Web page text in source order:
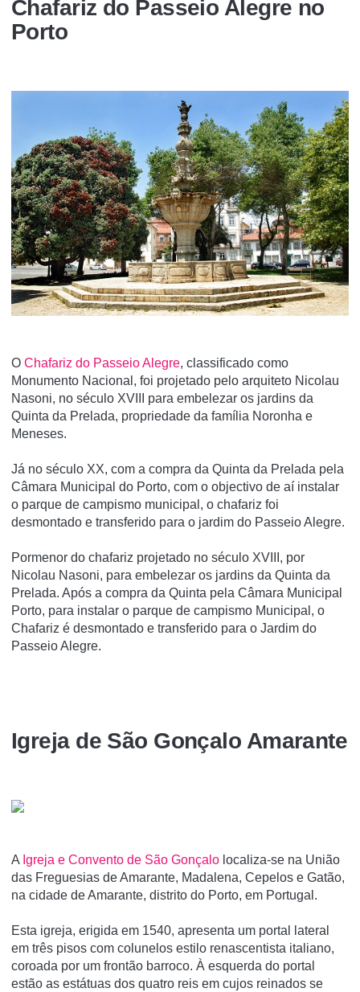
Chafariz do Passeio Alegre no
Porto
O Chafariz do Passeio Alegre, classificado como
Monumento Nacional, foi projetado pelo arquiteto Nicolau
Nasoni, no século XVIII para embelezar os jardins da
Quinta da Prelada, propriedade da famí­lia Noronha e
Meneses.
Já no século XX, com a compra da Quinta da Prelada pela
Câmara Municipal do Porto, com o objectivo de aí­ instalar
o parque de campismo municipal, o chafariz foi
desmontado e transferido para o jardim do Passeio Alegre.
Pormenor do chafariz projetado no século XVIII, por
Nicolau Nasoni, para embelezar os jardins da Quinta da
Prelada. Após a compra da Quinta pela Câmara Municipal
Porto, para instalar o parque de campismo Municipal, o
Chafariz é desmontado e transferido para o Jardim do
Passeio Alegre.
Igreja de São Gonçalo Amarante
A Igreja e Convento de São Gonçalo localiza-se na União
das Freguesias de Amarante, Madalena, Cepelos e Gatão,
na cidade de Amarante, distrito do Porto, em Portugal.
Esta igreja, erigida em 1540, apresenta um portal lateral
em três pisos com colunelos estilo renascentista italiano,
coroada por um frontão barroco. À esquerda do portal
estão as estátuas dos quatro reis em cujos reinados se